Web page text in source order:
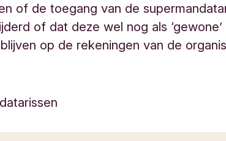
of de toegang van de
of dat deze wel nog als ‘gewone’
op de rekeningen van de